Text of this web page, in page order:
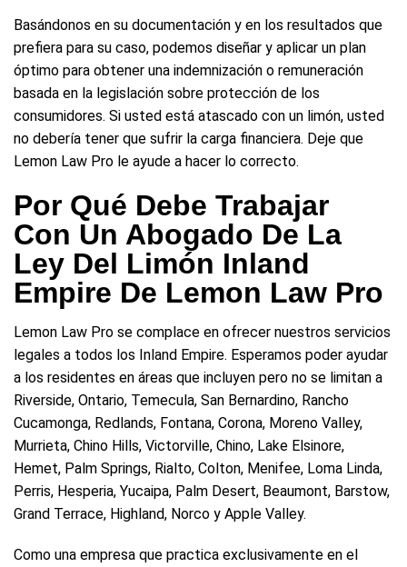
Basándonos en su documentación y en los resultados que
prefiera para su caso, podemos diseñar y aplicar un plan
óptimo para obtener una indemnización o remuneración
basada en la legislación sobre protección de los
consumidores. Si usted está atascado con un limón, usted
no debería tener que sufrir la carga financiera. Deje que
Lemon Law Pro le ayude a hacer lo correcto.
Por Qué Debe Trabajar
Con Un Abogado De La
Ley Del Limón Inland
Empire De Lemon Law Pro
Lemon Law Pro se complace en ofrecer nuestros servicios
legales a todos los Inland Empire. Esperamos poder ayudar
a los residentes en áreas que incluyen pero no se limitan a
Riverside, Ontario, Temecula, San Bernardino, Rancho
Cucamonga, Redlands, Fontana, Corona, Moreno Valley,
Murrieta, Chino Hills, Victorville, Chino, Lake Elsinore,
Hemet, Palm Springs, Rialto, Colton, Menifee, Loma Linda,
Perris, Hesperia, Yucaipa, Palm Desert, Beaumont, Barstow,
Grand Terrace, Highland, Norco y Apple Valley.
Como una empresa que practica exclusivamente en el